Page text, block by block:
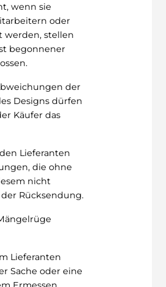
wenn sie
oder
werden, stellen
begonnener
der
Designs dürfen
Käufer das
Lieferanten
die ohne
nicht
Rücksendung.
Lieferanten
Sache oder eine